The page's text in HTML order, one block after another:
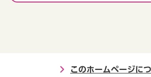
このホームページに